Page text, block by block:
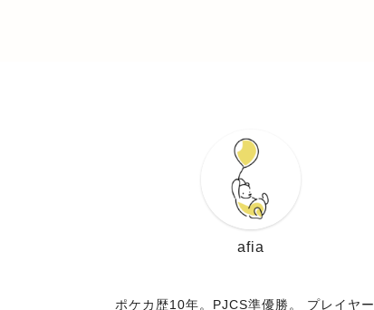
afia
ポケカ歴10年。PJCS準優勝。 プレイヤー